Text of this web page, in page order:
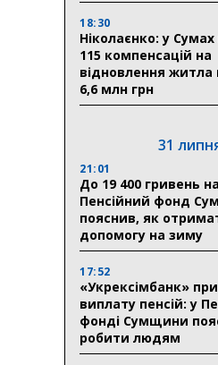
18:30
Ніколаєнко: у
115 компенсацій на
відновлення
6,6 млн грн
31
21:01
До 19 400 гривень
Пенсійний фонд
пояснив, як
допомогу на зиму
17:52
«Укрексімбанк»
виплату пенсій: у
фонді Сумщини
робити людям